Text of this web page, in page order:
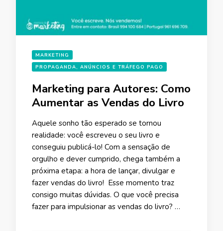
MARKETING
PROPAGANDA, ANÚNCIOS E TRÁFEGO PAGO
Marketing para Autores: Como
Aumentar as Vendas do Livro
Aquele sonho tão esperado se tornou
realidade: você escreveu o seu livro e
conseguiu publicá-lo! Com a sensação de
orgulho e dever cumprido, chega também a
próxima etapa: a hora de lançar, divulgar e
fazer vendas do livro! Esse momento traz
consigo muitas dúvidas. O que você precisa
fazer para impulsionar as vendas do livro? …